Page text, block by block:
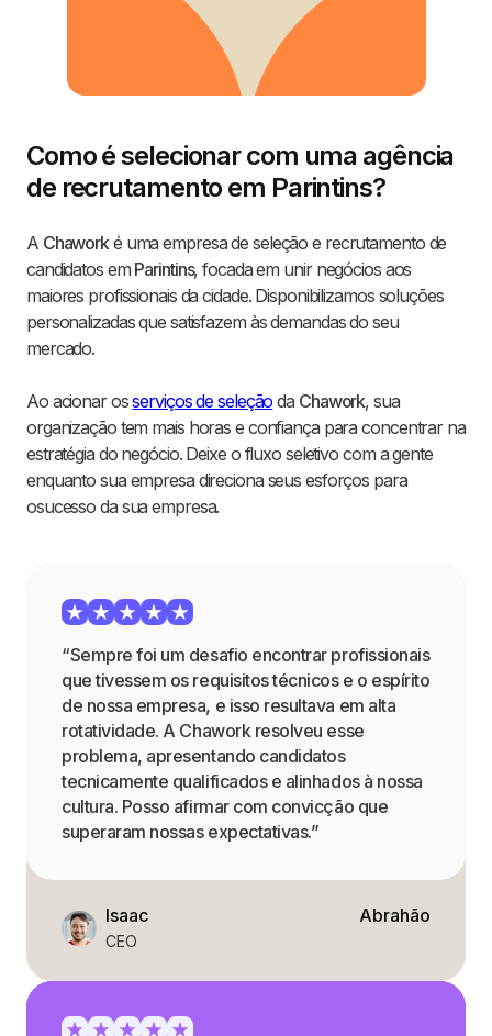
Como é selecionar com uma agência
de recrutamento em Parintins?
A Chaworké uma empresa de seleção e recrutamento de
candidatos em Parintins, focada em unir negócios aos
maiores profissionais da cidade. Disponibilizamos soluções
personalizadas que satisfazem às demandas do seu
mercado.
Ao acionar osserviços de seleção da Chawork, sua
organização tem mais horas e confiança para concentrar na
estratégia do negócio. Deixe o fluxo seletivo com a gente
enquanto sua empresa direciona seus esforços para
osucesso da sua empresa.
“Sempre foi um desafio encontrar profissionais
que tivessem os requisitos técnicos e o espírito
de nossa empresa, e isso resultava em alta
rotatividade. A Chawork resolveu esse
problema, apresentando candidatos
tecnicamente qualificados e alinhados à nossa
cultura. Posso afirmar com convicção que
superaram nossas expectativas.”
Isaac
CEO
Abrahão